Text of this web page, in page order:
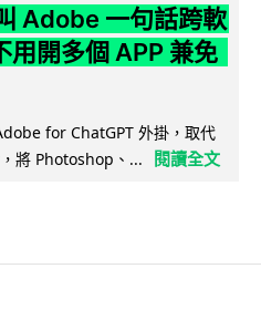
Adobe 一句話跨軟
用開多個 APP 兼免
for ChatGPT 外掛，取代
將 Photoshop、...
閱讀全文